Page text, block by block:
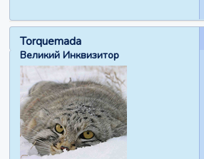
Torquemada
Великий Инквизитор